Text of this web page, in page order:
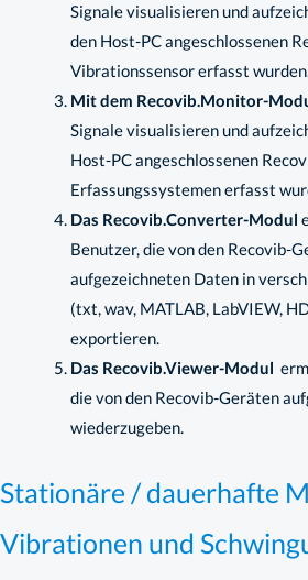
Signale visualisieren und
den Host-PC angeschlossenen
Vibrationssensor erfasst
Mit dem Recovib.Monitor-
Signale visualisieren und
Host-PC angeschlossenen
Erfassungssystemen erfasst
Das Recovib.Converter-Modul
Benutzer, die von den Recovib-
aufgezeichneten Daten in
(txt, wav, MATLAB, LabVIEW,
exportieren.
Das Recovib.Viewer-Modul
die von den Recovib-Geräten
wiederzugeben.
Stationäre / dauerhafte
Vibrationen und